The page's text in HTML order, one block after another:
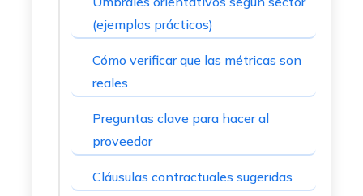
(ejemplos prácticos)
Cómo verificar que las métricas son
reales
Preguntas clave para hacer al
proveedor
Cláusulas contractuales sugeridas